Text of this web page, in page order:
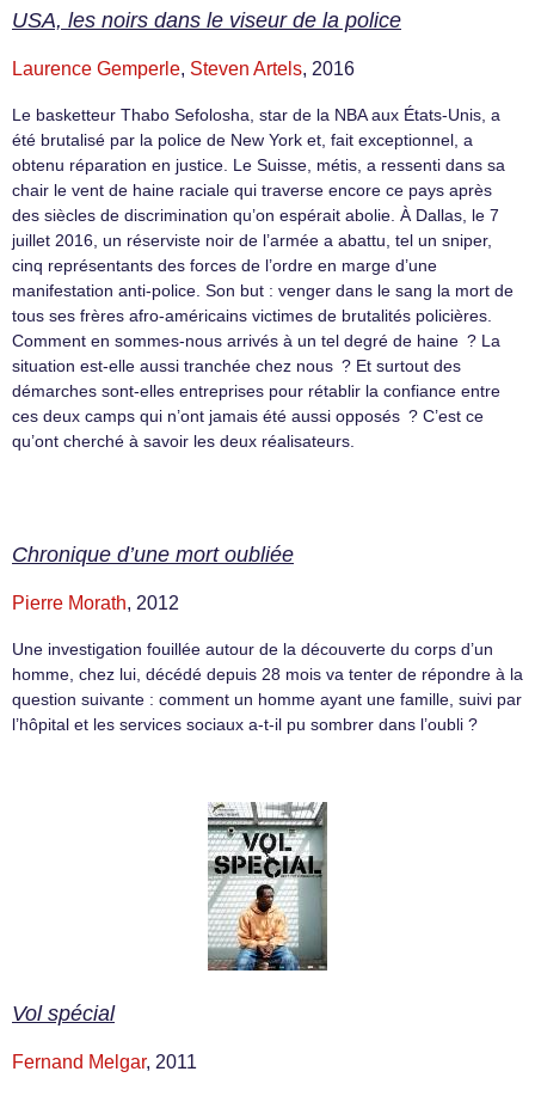
USA, les noirs dans le viseur de la police
Laurence Gemperle, Steven Artels, 2016
Le basketteur Thabo Sefolosha, star de la NBA aux États-Unis, a
été brutalisé par la police de New York et, fait exceptionnel, a
obtenu réparation en justice. Le Suisse, métis, a ressenti dans sa
chair le vent de haine raciale qui traverse encore ce pays après
des siècles de discrimination qu’on espérait abolie. À Dallas, le 7
juillet 2016, un réserviste noir de l’armée a abattu, tel un sniper,
cinq représentants des forces de l’ordre en marge d’une
manifestation anti-police. Son but : venger dans le sang la mort de
tous ses frères afro-américains victimes de brutalités policières.
Comment en sommes-nous arrivés à un tel degré de haine ? La
situation est-elle aussi tranchée chez nous ? Et surtout des
démarches sont-elles entreprises pour rétablir la confiance entre
ces deux camps qui n’ont jamais été aussi opposés ? C’est ce
qu’ont cherché à savoir les deux réalisateurs.
Chronique d’une mort oubliée
Pierre Morath, 2012
Une investigation fouillée autour de la découverte du corps d’un
homme, chez lui, décédé depuis 28 mois va tenter de répondre à la
question suivante : comment un homme ayant une famille, suivi par
l’hôpital et les services sociaux a-t-il pu sombrer dans l’oubli ?
Vol spécial
Fernand Melgar, 2011